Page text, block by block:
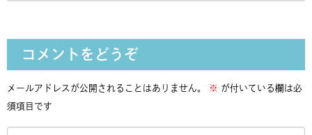
コメントをどうぞ
メールアドレスが公開されることはありません。 ※ が付いている欄は必
須項目です